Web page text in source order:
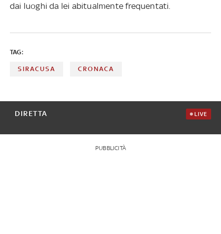
dai luoghi da lei abitualmente frequentati.
TAG:
SIRACUSA CRONACA
DIRETTA LIVE
PUBBLICITÀ